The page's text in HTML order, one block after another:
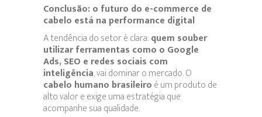
Conclusão: o futuro do e-commerce de
cabelo está na performance digital
A tendência do setor é clara:quem souber
utilizar ferramentas como o Google
Ads, SEO e redes sociais com
inteligência, vai dominar o mercado. O
cabelo humano brasileiroé um produto de
alto valor e exige uma estratégia que
acompanhe sua qualidade.